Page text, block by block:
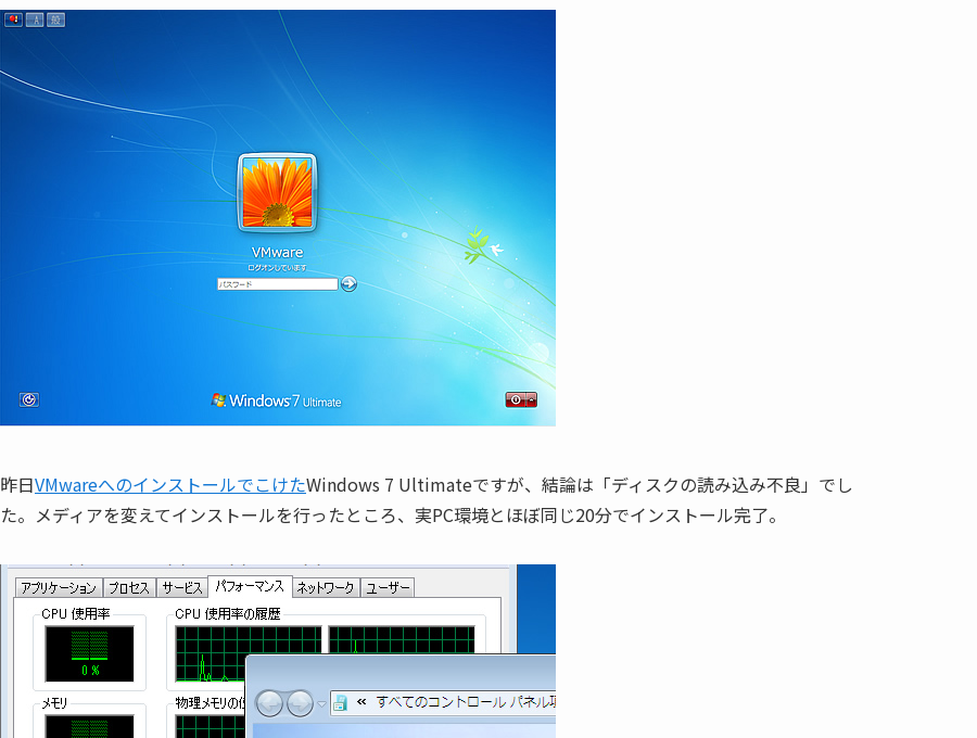
昨日VMwareへのインストールでこけたWindows 7 Ultimateですが、結論は「ディスクの読み込み不良」でし
た。メディアを変えてインストールを行ったところ、実PC環境とほぼ同じ20分でインストール完了。